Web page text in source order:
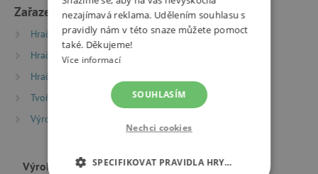
Zařazeno v kategoriích
Hračky dle věku
Hry a hračky pro děti od 3 let
Hračky dle věku
Hračky dle věku
Tvoření
Modelíny a modelovací sady
Výrobci
Výrobce Hasbro
nezajímavá reklama. Udělením souhlasu s
pravidly nám v této snaze můžete pomoct
také. Děkujeme!
Více informací
SOUHLASÍM
Nechci cookies
SPECIFIKOVAT PRAVIDLA HRY…